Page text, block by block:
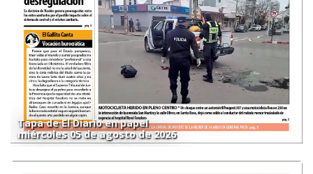
Tapa de El Diario en papel
miércoles 05 de agosto de 2026